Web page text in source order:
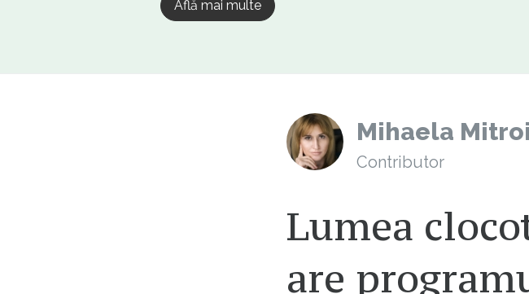
Află mai multe
Mihaela Mitroi
Contributor
Lumea
are